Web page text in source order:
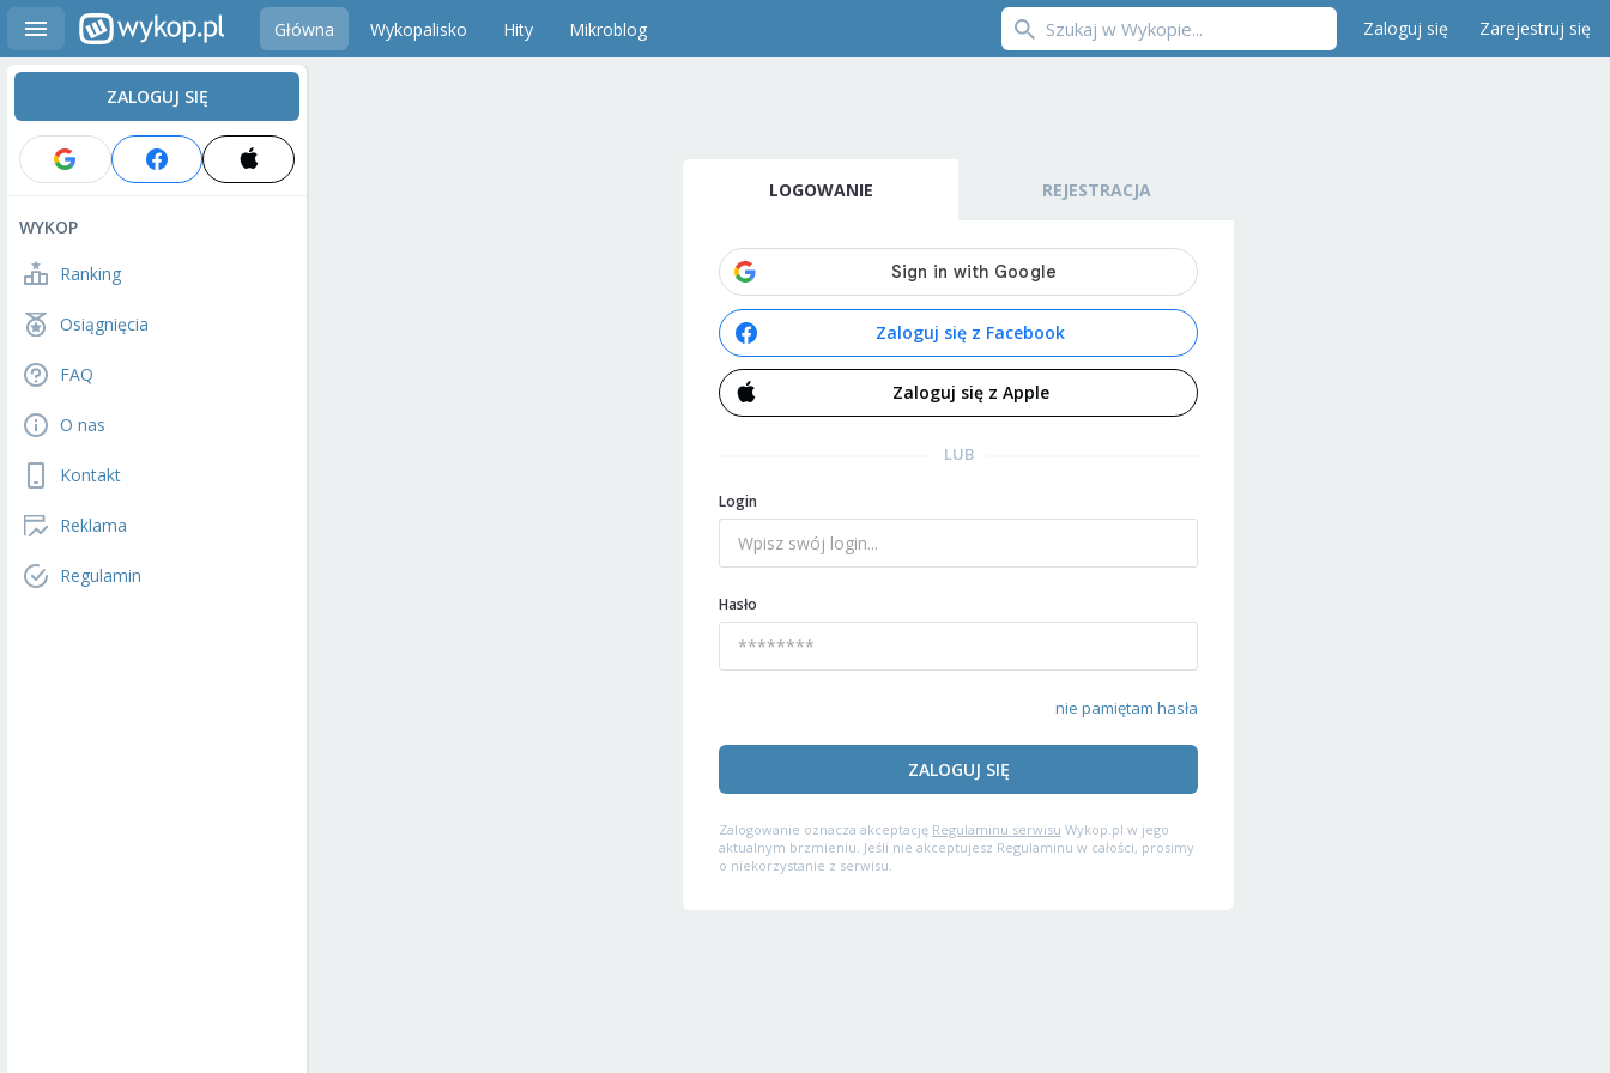
Główna Wykopalisko Hity Mikroblog Zaloguj się Zarejestruj się
ZALOGUJ SIĘ
WYKOP
Ranking
Osiągnięcia
FAQ
O nas
Kontakt
Reklama
Regulamin
LOGOWANIE REJESTRACJA
Zaloguj się z Facebook
Zaloguj się z Apple
LUB
Login
Hasło
nie pamiętam hasła
ZALOGUJ SIĘ
Zalogowanie oznacza akceptację Regulaminu serwisu Wykop.pl w jego
aktualnym brzmieniu. Jeśli nie akceptujesz Regulaminu w całości, prosimy
o niekorzystanie z serwisu.